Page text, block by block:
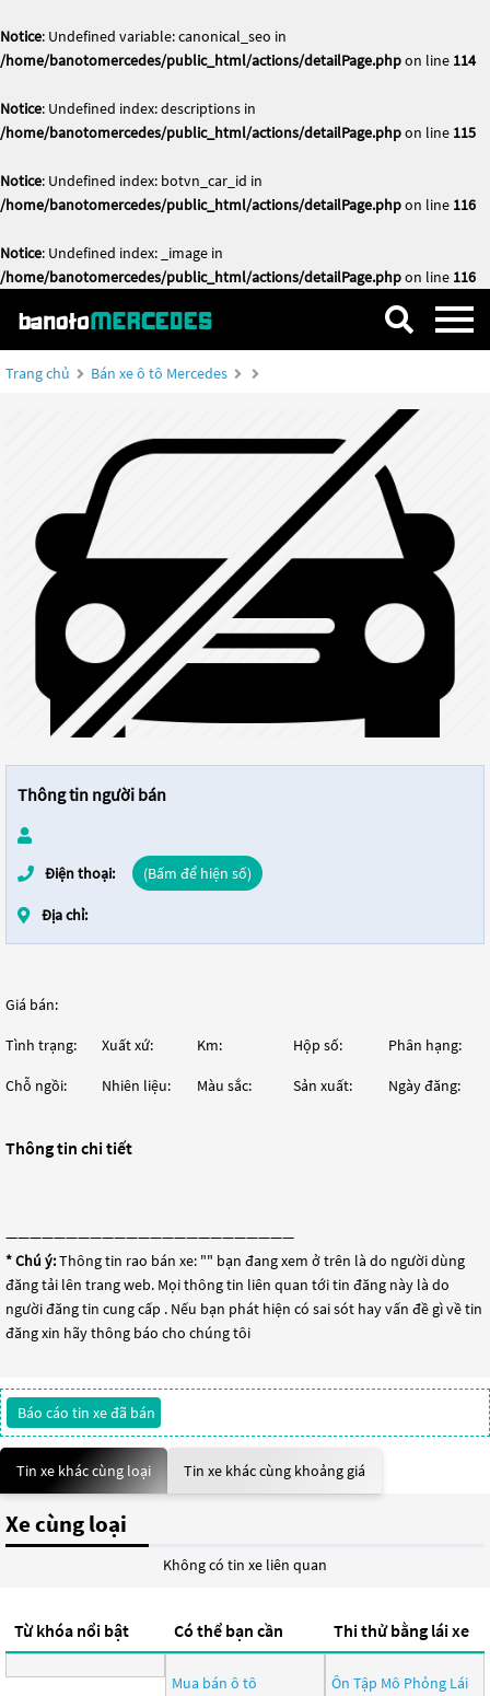
Notice: Undefined variable: canonical_seo in
/home/banotomercedes/public_html/actions/detailPage.phpon line 114
Notice: Undefined index: descriptions in
/home/banotomercedes/public_html/actions/detailPage.phpon line 115
Notice: Undefined index: botvn_car_id in
/home/banotomercedes/public_html/actions/detailPage.phpon line 116
Notice: Undefined index: _image in
/home/banotomercedes/public_html/actions/detailPage.phpon line 116
Trang chủ Bán xe ô tô Mercedes
Thông tin người bán
Điện thoại: (Bấm để hiện số)
Địa chỉ:
Giá bán:
Tình trạng: Xuất xứ: Km: Hộp số: Phân hạng:
Chỗ ngồi: Nhiên liệu: Màu sắc: Sản xuất: Ngày đăng:
Thông tin chi tiết
————————————————————————
* Chú ý:Thông tin rao bán xe: "" bạn đang xem ở trên là do người dùng
đăng tải lên trang web. Mọi thông tin liên quan tới tin đăng này là do
người đăng tin cung cấp . Nếu bạn phát hiện có sai sót hay vấn đề gì về tin
đăng xin hãy thông báo cho chúng tôi
Báo cáo tin xe đã bán
Tin xe khác cùng loại Tin xe khác cùng khoảng giá
Xe cùng loại
Không có tin xe liên quan
Từ khóa nổi bật Có thể bạn cần
Mua bán ô tô
Thi thử bằng lái xe
Ôn Tập Mô Phỏng Lái